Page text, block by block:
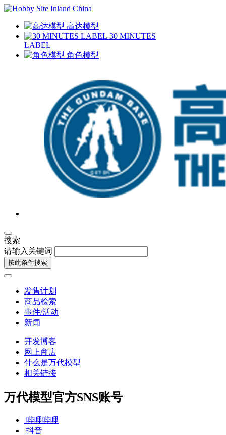
高达模型
30 MINUTES
LABEL
角色模型
搜索
请输入关键词
按此条件搜索
发售计划
商品检索
事件/活动
新闻
开发博客
网上商店
什么是万代模型
相关链接
万代模型官方SNS账号
哔哩哔哩
抖音